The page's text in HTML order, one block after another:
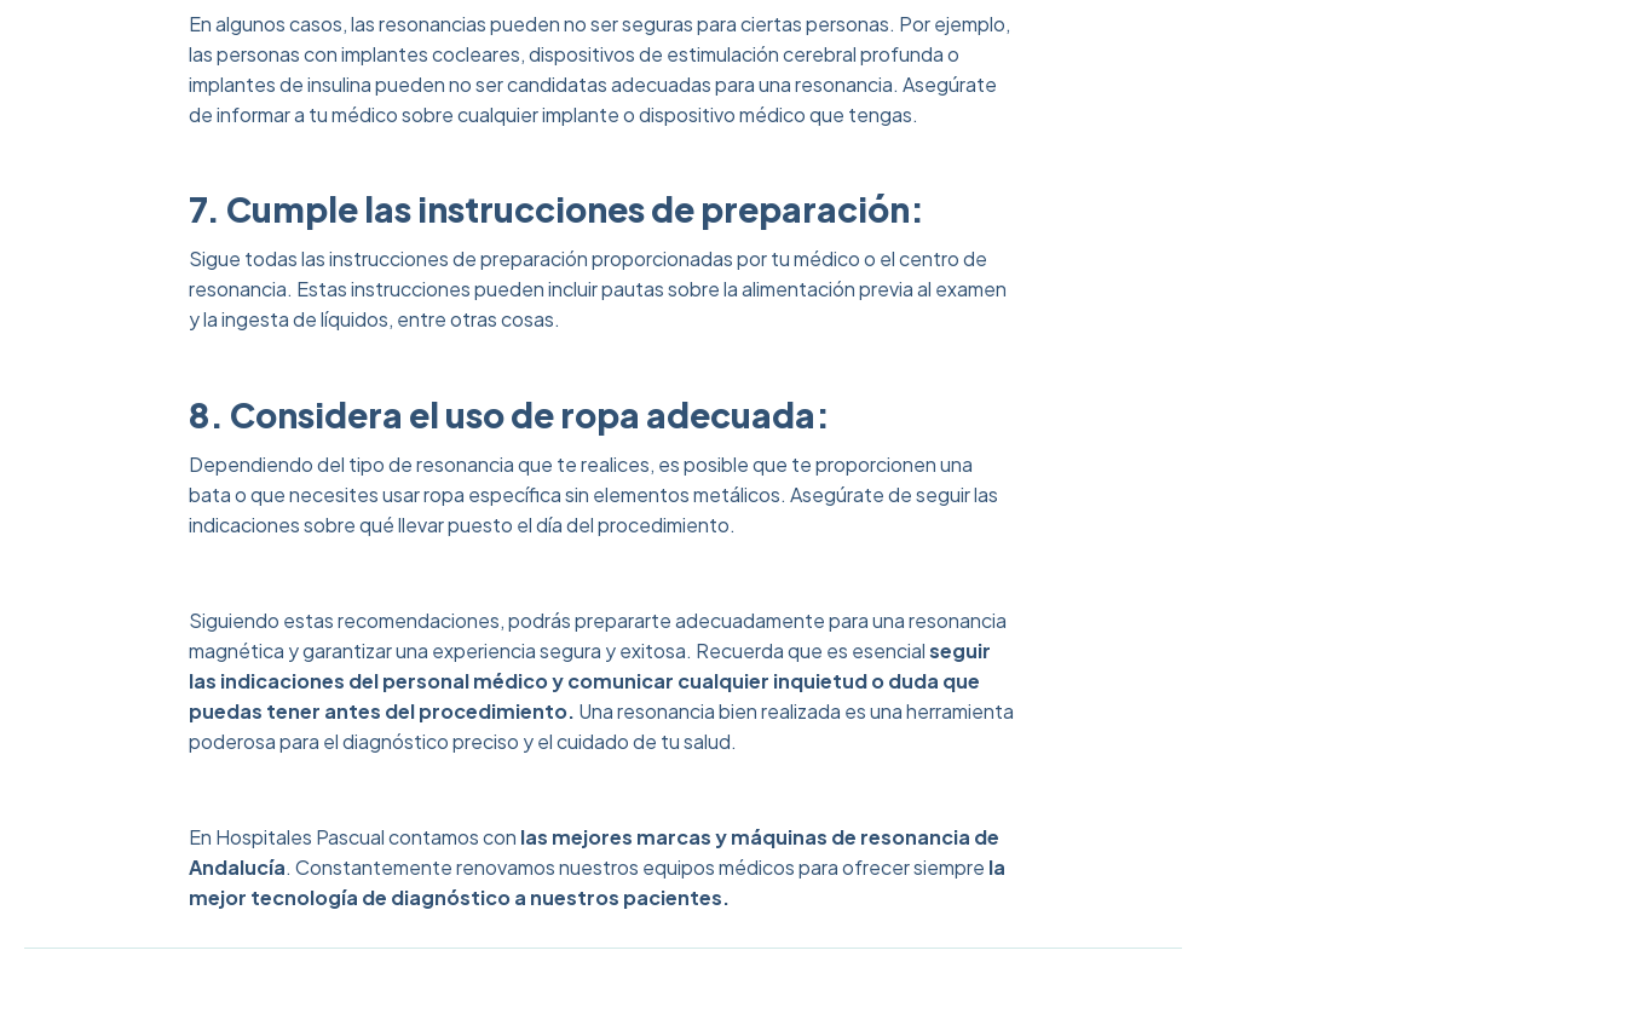
En algunos casos, las resonancias pueden no ser seguras para ciertas personas. Por ejemplo,
las personas con implantes cocleares, dispositivos de estimulación cerebral profunda o
implantes de insulina pueden no ser candidatas adecuadas para una resonancia. Asegúrate
de informar a tu médico sobre cualquier implante o dispositivo médico que tengas.
7. Cumple las instrucciones de preparación:
Sigue todas las instrucciones de preparación proporcionadas por tu médico o el centro de
resonancia. Estas instrucciones pueden incluir pautas sobre la alimentación previa al examen
y la ingesta de líquidos, entre otras cosas.
8. Considera el uso de ropa adecuada:
Dependiendo del tipo de resonancia que te realices, es posible que te proporcionen una
bata o que necesites usar ropa específica sin elementos metálicos. Asegúrate de seguir las
indicaciones sobre qué llevar puesto el día del procedimiento.
Siguiendo estas recomendaciones, podrás prepararte adecuadamente para una resonancia
magnética y garantizar una experiencia segura y exitosa. Recuerda que es esencialseguir
las indicaciones del personal médico y comunicar cualquier inquietud o duda que
puedas tener antes del procedimiento. Una resonancia bien realizada es una herramienta
poderosa para el diagnóstico preciso y el cuidado de tu salud.
En Hospitales Pascual contamos con las mejores marcas y máquinas de resonancia de
Andalucía. Constantemente renovamos nuestros equipos médicos para ofrecer siempre la
mejor tecnología de diagnóstico a nuestros pacientes.